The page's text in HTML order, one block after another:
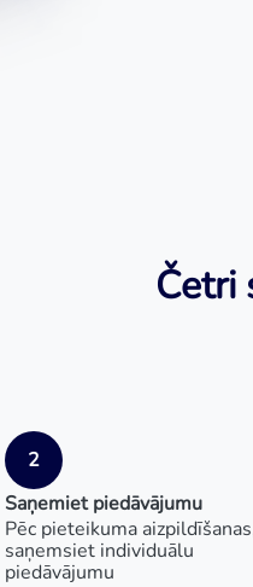
Četri
2
Saņemiet piedāvājumu
Pēc pieteikuma
saņemsiet individuālu
piedāvājumu